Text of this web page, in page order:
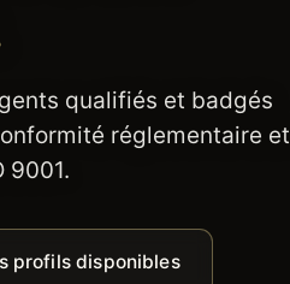
qualifiés et badgés
réglementaire et
9001.
profils disponibles